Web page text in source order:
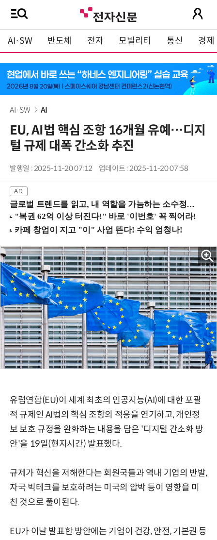
AI·SW 반도체 전자 모빌리티 통신 경제
AI·SW AI
EU, AI법 핵심 조항 16개월 유예…디지
털 규제 대폭 간소화 추진
발행일 : 2025-11-20 07:12 업데이트 : 2025-11-20 07:58
글로벌 트렌드를 읽고, 내 역할을 가늠하는 소수정예 실습 워크숍 (8/28 신논현역)
유럽연합(EU)이 세계 최초의 인공지능(AI)에 대한 포괄
적 규제인 AI법의 핵심 조항의 적용을 연기하고, 개인정
보 보호 규정을 완화하는 내용을 담은 '디지털 간소화 방
안'을 19일(현지시간) 발표했다.
규제가 혁신을 저해한다는 회원국들과 역내 기업의 반발,
자국 빅테크를 보호하려는 미국의 압박 등이 영향을 미
친 것으로 풀이된다.
EU가 이날 발표한 방안에는 기업이 건강, 안전, 기본권 등